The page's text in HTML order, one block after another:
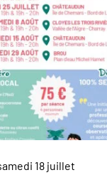
18 juillet